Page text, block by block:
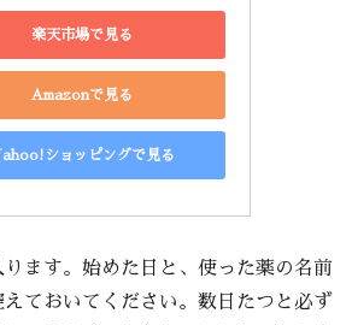
楽天市場で見る
Amazonで見る
ショッピングで見る
ります。始めた日と、使った薬の名前
ておいてください。数日たつと必ず